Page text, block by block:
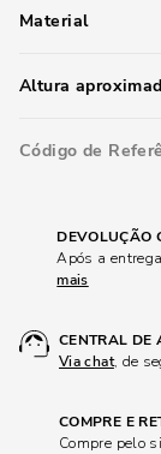
Material
Altura
Código de
DEVOLUÇÃO
Após a
mais
CENTRAL DE
Via chat, de
COMPRE E
Compre pelo